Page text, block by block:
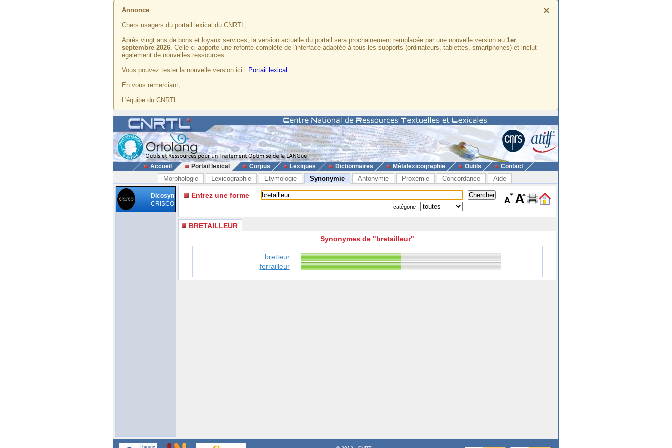
×
Annonce
Chers usagers du portail lexical du CNRTL,
Après vingt ans de bons et loyaux services, la version actuelle du portail sera prochainement remplacée par une nouvelle version au 1er
septembre 2026. Celle-ci apporte une refonte complète de l'interface adaptée à tous les supports (ordinateurs, tablettes, smartphones) et inclut
également de nouvelles ressources.
Vous pouvez tester la nouvelle version ici : Portail lexical
En vous remerciant,
L'équipe du CNRTL
Accueil Portail lexical Corpus Lexiques Dictionnaires Métalexicographie Outils Contact
Morphologie Lexicographie Etymologie Synonymie Antonymie Proxémie Concordance Aide
Dicosyn
CRISCO
Entrez une forme
catégorie :
BRETAILLEUR
Synonymes de "bretailleur"
bretteur
ferrailleur